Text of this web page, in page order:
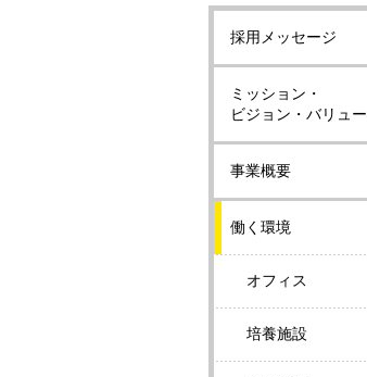
採用メッセージ
ミッション・
ビジョン・バリュー
事業概要
働く環境
オフィス
培養施設